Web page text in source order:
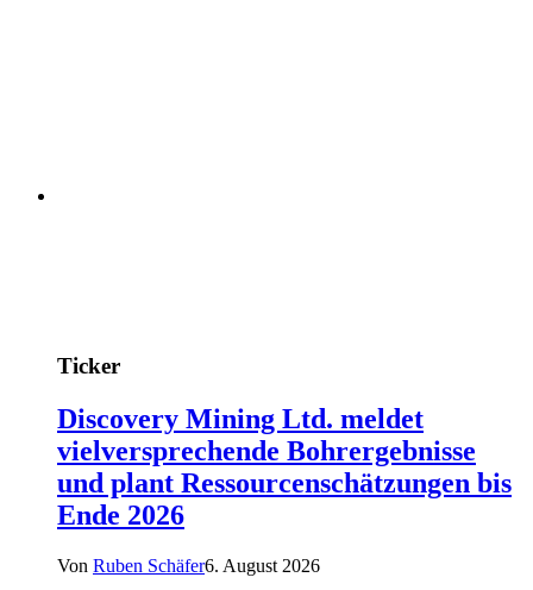
Ticker
Discovery Mining Ltd. meldet
vielversprechende Bohrergebnisse
und plant Ressourcenschätzungen bis
Ende 2026
Von Ruben Schäfer6. August 2026